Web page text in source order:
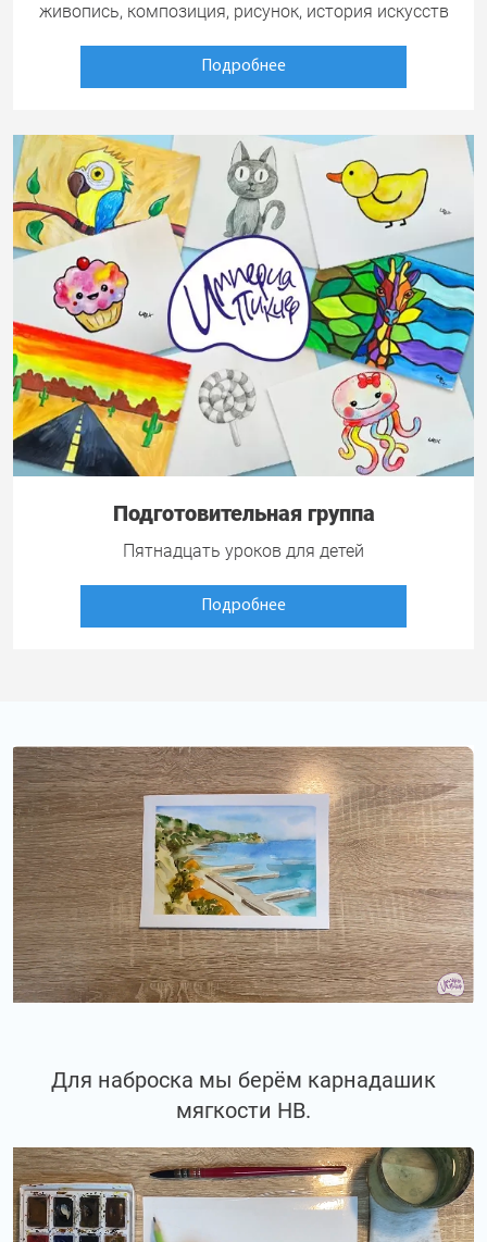
живопись, композиция, рисунок, история искусств
Подробнее
Подготовительная группа
Пятнадцать уроков для детей
Подробнее
Для наброска мы берём карнадашик
мягкости НВ.